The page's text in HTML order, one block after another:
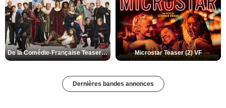
De la Comédie-Française Teaser (3) VF Microstar Teaser (2) VF
Dernières bandes annonces